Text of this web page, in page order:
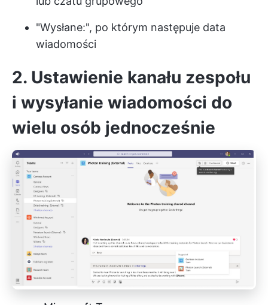
"Wysłane:", po którym następuje data
wiadomości
2. Ustawienie kanału zespołu
i wysyłanie wiadomości do
wielu osób jednocześnie